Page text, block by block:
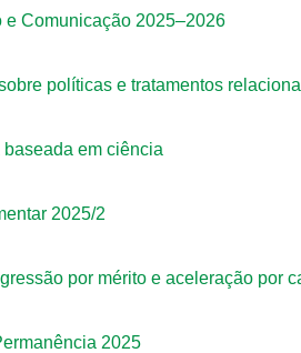
e Comunicação 2025–2026
políticas e tratamentos
em ciência
2025/2
por mérito e aceleração por
2025